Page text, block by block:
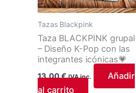
Tazas Blackpink
Taza BLACKPINK grupal
– Diseño K-Pop con las
integrantes icónicas💗
13,00€ IVA inc.
Añadir
al carrito